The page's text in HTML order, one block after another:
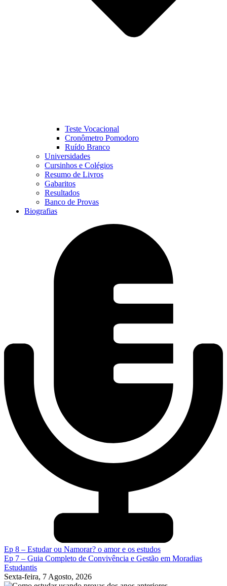
Teste Vocacional
Cronômetro Pomodoro
Ruído Branco
Universidades
Cursinhos e Colégios
Resumo de Livros
Gabaritos
Resultados
Banco de Provas
Biografias
Ep 8 – Estudar ou Namorar? o amor e os estudos
Ep 7 – Guia Completo de Convivência e Gestão em Moradias
Estudantis
Sexta-feira, 7 Agosto, 2026